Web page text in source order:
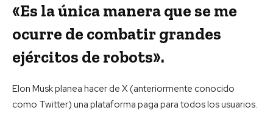
«Es la única manera que se me
ocurre de combatir grandes
ejércitos de robots».
Elon Musk planea hacer de X (anteriormente conocido
como Twitter) una plataforma paga para todos los usuarios.